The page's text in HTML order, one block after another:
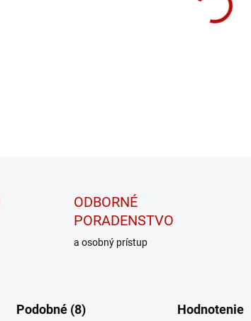
ODBORNÉ
PORADENSTVO
a osobný prístup
Podobné (8) Hodnotenie